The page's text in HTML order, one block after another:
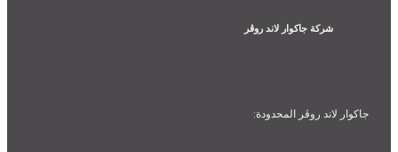
شركة جاكوار لاند روڤر
جاكوار لاند روڨر المحدودة: